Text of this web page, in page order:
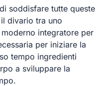
soddisfare tutte queste
divario tra uno
integratore per
per iniziare la
tempo ingredienti
a sviluppare la